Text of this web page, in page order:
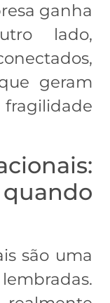
ganha
lado,
geram
são uma